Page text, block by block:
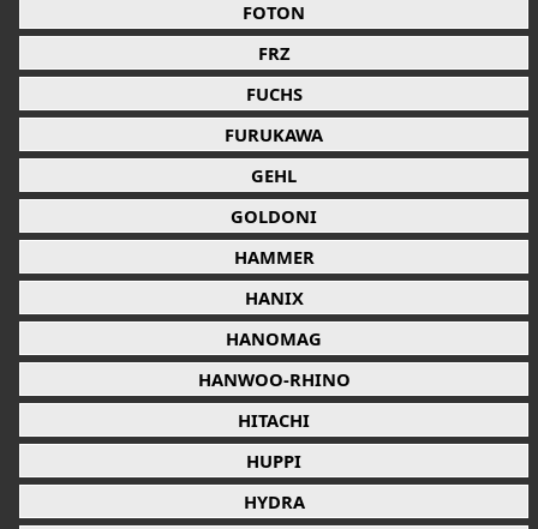
FOTON
FRZ
FUCHS
FURUKAWA
GEHL
GOLDONI
HAMMER
HANIX
HANOMAG
HANWOO-RHINO
HITACHI
HUPPI
HYDRA